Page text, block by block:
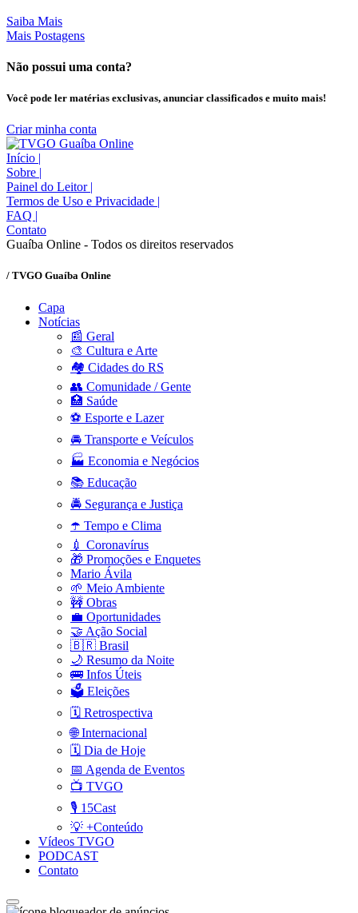
Saiba Mais
Mais Postagens
Não possui uma conta?
Você pode ler matérias exclusivas, anunciar classificados e muito mais!
Criar minha conta
Início |
Sobre |
Painel do Leitor |
Termos de Uso e Privacidade |
FAQ |
Contato
Guaíba Online - Todos os direitos reservados
/ TVGO Guaíba Online
Capa
Notícias
📰 Geral
🎨 Cultura e Arte
🏘️ Cidades do RS
👥 Comunidade / Gente
🏥 Saúde
⚽ Esporte e Lazer
🚘 Transporte e Veículos
🏭 Economia e Negócios
📚 Educação
🚔 Segurança e Justiça
☂️ Tempo e Clima
💉 Coronavírus
🎁 Promoções e Enquetes
Mario Ávila
🌱 Meio Ambiente
🚧 Obras
💼 Oportunidades
🤝 Ação Social
🇧🇷 Brasil
🌙 Resumo da Noite
🚌 Infos Úteis
🗳️ Eleições
🗓️ Retrospectiva
🌐 Internacional
🗓️ Dia de Hoje
📅 Agenda de Eventos
📺 TVGO
🎙️ 15Cast
💡 +Conteúdo
Vídeos TVGO
PODCAST
Contato